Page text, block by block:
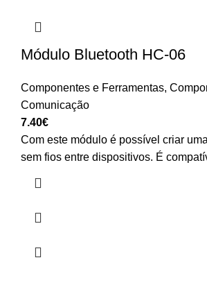
Módulo Bluetooth HC-06
Componentes e Ferramentas,
Comunicação
7.40€
Com este módulo é possível criar
sem fios entre dispositivos. É